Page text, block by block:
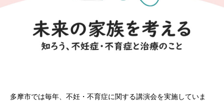
多摩市では毎年、不妊・不育症に関する講演会を実施していま